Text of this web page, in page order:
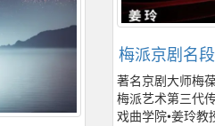
梅派京剧名
著名京剧大师梅
梅派艺术第三代
戏曲学院•姜玲教